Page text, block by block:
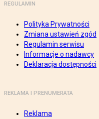
REGULAMIN
Polityka Prywatności
Zmiana ustawień zgód
Regulamin serwisu
Informacje o nadawcy
Deklaracja dostępności
REKLAMA I PRENUMERATA
Reklama